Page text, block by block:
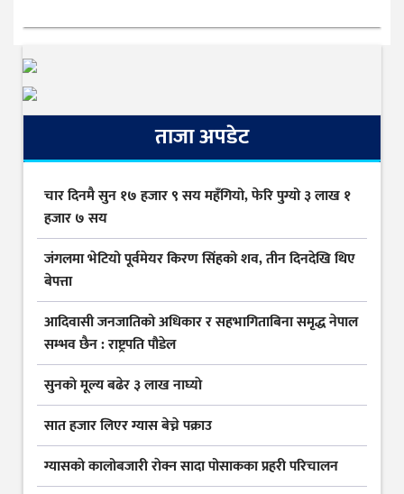
ताजा अपडेट
चार दिनमै सुन १७ हजार ९ सय महँगियो, फेरि पुग्यो ३ लाख १
हजार ७ सय
जंगलमा भेटियो पूर्वमेयर किरण सिंहको शव, तीन दिनदेखि थिए
बेपत्ता
आदिवासी जनजातिको अधिकार र सहभागिताबिना समृद्ध नेपाल
सम्भव छैन : राष्ट्रपति पौडेल
सुनकाे मूल्य बढेर ३ लाख नाघ्याे
सात हजार लिएर ग्यास बेच्ने पक्राउ
ग्यासकाे कालोबजारी राेक्न सादा पोसाकका प्रहरी परिचालन